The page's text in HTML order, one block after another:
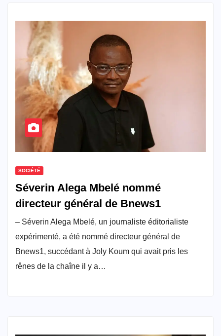
SOCIÉTÉ
Séverin Alega Mbelé nommé
directeur général de Bnews1
– Séverin Alega Mbelé, un journaliste éditorialiste
expérimenté, a été nommé directeur général de
Bnews1, succédant à Joly Koum qui avait pris les
rênes de la chaîne il y a…